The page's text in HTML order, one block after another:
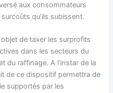
aux consommateurs
qu’ils subissent.
de taxer les surprofits
dans les secteurs du
du raffinage. A l’instar de la
de ce dispositif permettra de
supportés par les